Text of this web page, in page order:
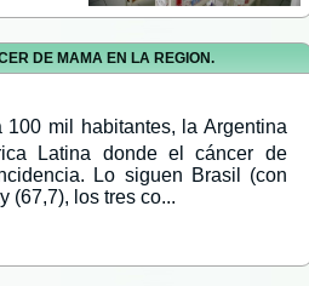
DE MAMA EN LA REGION.
mil habitantes, la Argentina
Latina donde el cáncer de
Lo siguen Brasil (con
(67,7), los tres co...